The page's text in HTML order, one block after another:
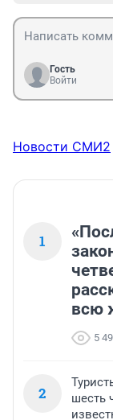
Гость
Войти
Новости СМИ2
1
всю
5
2
шесть